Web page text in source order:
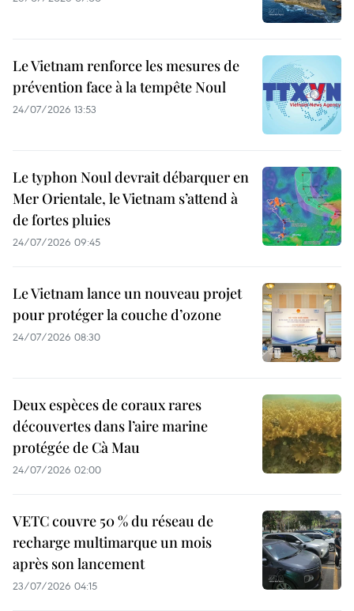
Le Vietnam renforce les mesures de
prévention face à la tempête Noul
24/07/2026 13:53
Le typhon Noul devrait débarquer en
Mer Orientale, le Vietnam s’attend à
de fortes pluies
24/07/2026 09:45
Le Vietnam lance un nouveau projet
pour protéger la couche d’ozone
24/07/2026 08:30
Deux espèces de coraux rares
découvertes dans l’aire marine
protégée de Cà Mau
24/07/2026 02:00
VETC couvre 50 % du réseau de
recharge multimarque un mois
après son lancement
23/07/2026 04:15